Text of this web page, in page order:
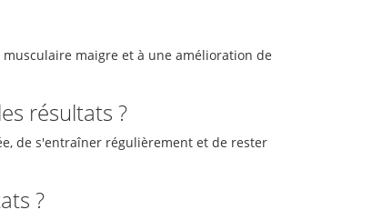
maigre et à une amélioration de
résultats ?
de s'entraîner régulièrement et de rester
?